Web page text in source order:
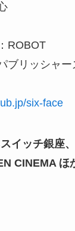
ROBOT
ブリッシャー
six-face
イッチ銀座
CINEMA ほ